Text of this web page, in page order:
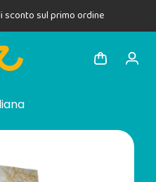
sconto sul primo ordine